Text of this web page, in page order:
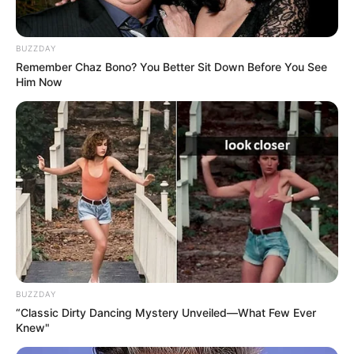
Verwandte Rubriken zum Thema Wellness:
Kurstädte in Deutschland
Bademöglichkeiten in Deutschland
Vorschläge für Reiseziele auf der ganzen Welt
BUZZDAY
Remember Chaz Bono? You Better Sit Down Before You See
Him Now
BUZZDAY
“Classic Dirty Dancing Mystery Unveiled—What Few Ever
Knew"